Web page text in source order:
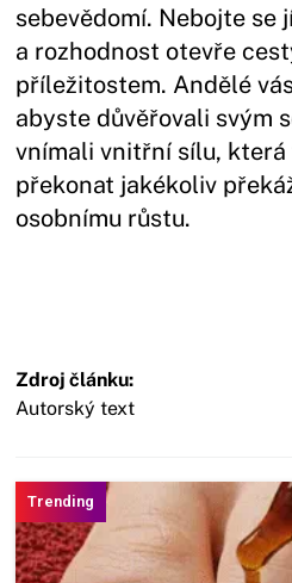
sebevědomí. Nebojte se
a rozhodnost otevře
příležitostem. Andělé
abyste důvěřovali svým
vnímali vnitřní sílu, která
překonat jakékoliv
osobnímu růstu.
Zdroj článku:
Autorský text